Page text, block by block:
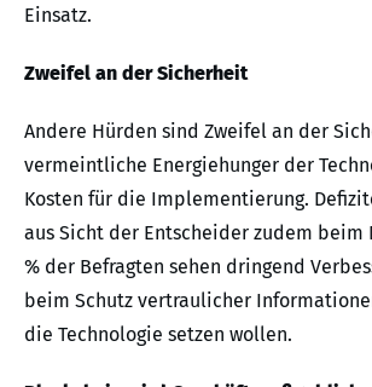
Einsatz.
Zweifel an der Sicherheit
Andere Hürden sind Zweifel an der
vermeintliche Energiehunger der
Kosten für die Implementierung.
aus Sicht der Entscheider zudem beim
% der Befragten sehen dringend
beim Schutz vertraulicher
die Technologie setzen wollen.